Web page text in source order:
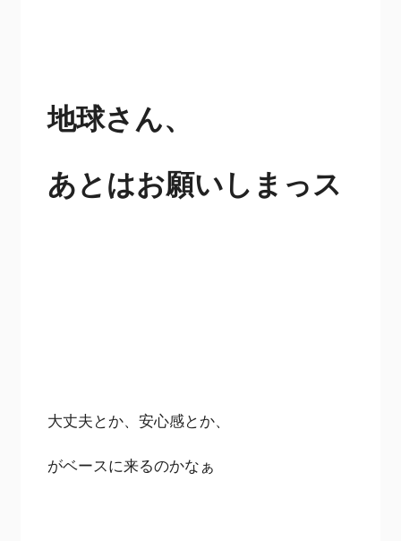
地球さん、
あとはお願いしまっス
大丈夫とか、安心感とか、
がベースに来るのかなぁ